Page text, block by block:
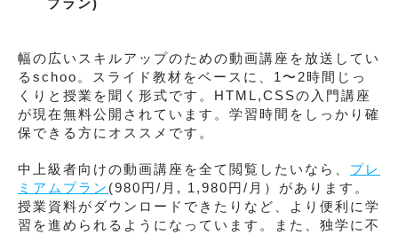
プラン)
幅の広いスキルアップのための動画講座を放送してい
るschoo。スライド教材をベースに、1〜2時間じっ
くりと授業を聞く形式です。HTML,CSSの入門講座
が現在無料公開されています。学習時間をしっかり確
保できる方にオススメです。
中上級者向けの動画講座を全て閲覧したいなら、 プレ
ミアムプラン (980円/月, 1,980円/月）があります。
授業資料がダウンロードできたりなど、より便利に学
習を進められるようになっています。また、独学に不